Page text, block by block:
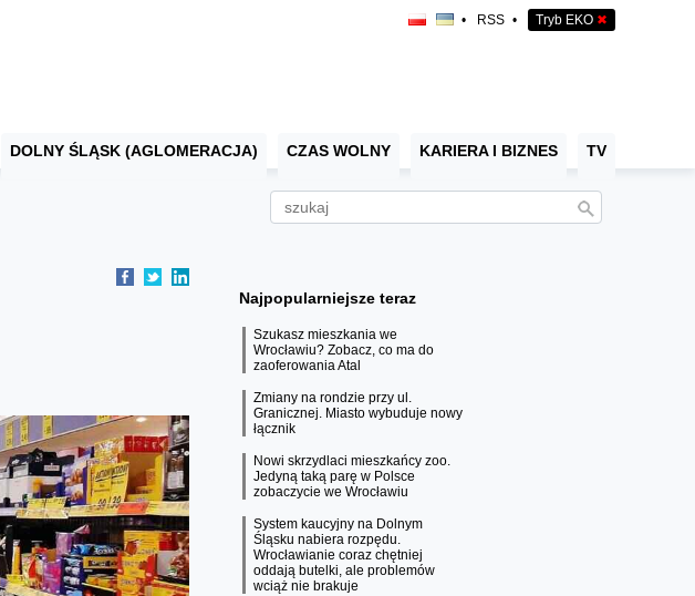
• RSS • Tryb EKO ✖
DOLNY ŚLĄSK (AGLOMERACJA) CZAS WOLNY KARIERA I BIZNES TV
Najpopularniejsze teraz
Szukasz mieszkania we
Wrocławiu? Zobacz, co ma do
zaoferowania Atal
Zmiany na rondzie przy ul.
Granicznej. Miasto wybuduje nowy
łącznik
Nowi skrzydlaci mieszkańcy zoo.
Jedyną taką parę w Polsce
zobaczycie we Wrocławiu
System kaucyjny na Dolnym
Śląsku nabiera rozpędu.
Wrocławianie coraz chętniej
oddają butelki, ale problemów
wciąż nie brakuje